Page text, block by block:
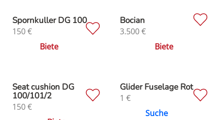
Spornkuller DG 100
150€
Biete
Bocian
3.500€
Biete
Seat cushion DG
100/101/2
150€
Glider Fuselage Rot
1 €
Suche